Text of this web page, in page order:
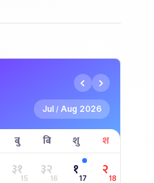
Jul / Aug 2026
बु बि शु श
३१15 ३२16 १17 २18